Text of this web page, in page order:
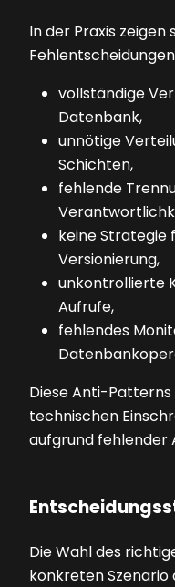
In der Praxis
vollständige
Datenbank,
unnötige
Schichten,
fehlende
keine Strategie
Versionierung,
unkontrollierte
Aufrufe,
fehlendes
Diese Anti-
technischen
aufgrund fehlender
Die Wahl des
konkreten Szenario